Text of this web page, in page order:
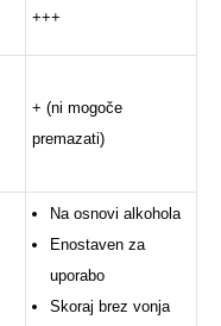
+++
+ (ni mogoče
premazati)
Na osnovi alkohola
Enostaven za
uporabo
Skoraj brez vonja